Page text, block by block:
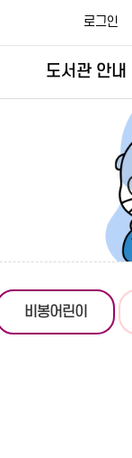
도서관 안내
로그인
비봉어린이